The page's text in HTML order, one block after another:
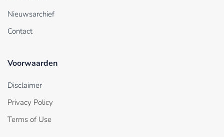
Nieuwsarchief
Contact
Voorwaarden
Disclaimer
Privacy Policy
Terms of Use